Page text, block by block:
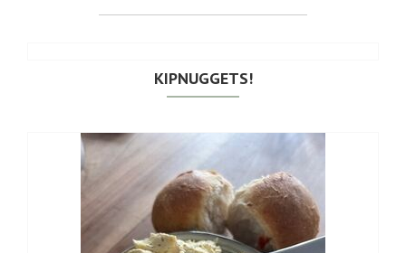
KIPNUGGETS!